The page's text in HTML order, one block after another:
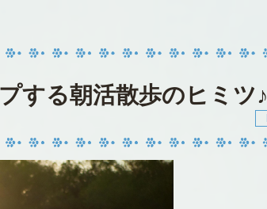
する朝活散歩のヒミツ♪